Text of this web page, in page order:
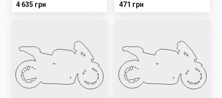
4 635 грн 471 грн